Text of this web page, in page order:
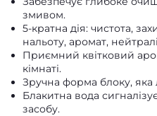
змивом.
5-кратна дія: чистота,
нальоту, аромат,
Приємний квітковий
кімнаті.
Зручна форма блоку, яка
Блакитна вода
засобу.